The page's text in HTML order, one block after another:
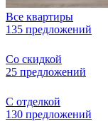
Все квартиры
135 предложений
Со скидкой
25 предложений
С отделкой
130 предложений